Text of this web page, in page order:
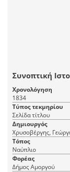
Συνοπτική
Χρονολόγηση
1834
Τύπος τεκμηρίου
Σελίδα τίτλου
Δημιουργός
Χρυσοβέργης,
Τόπος
Ναύπλιο
Φορέας
Δήμος Αμοργού